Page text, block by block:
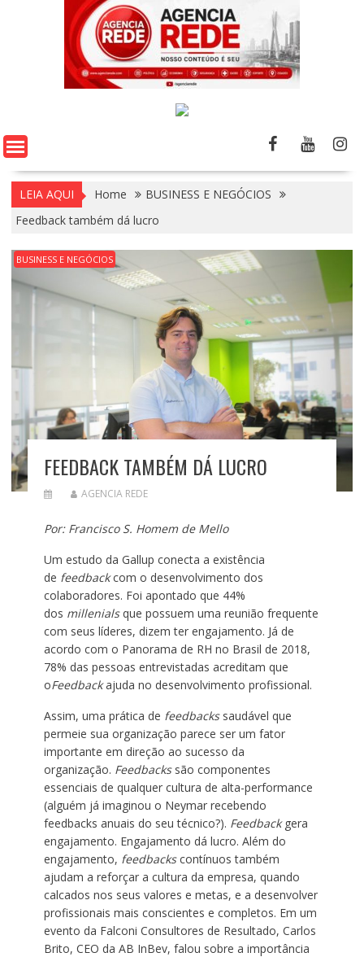
LEIA AQUI Home
BUSINESS E NEGÓCIOS
Feedback também dá lucro
BUSINESS E NEGÓCIOS
FEEDBACK TAMBÉM DÁ LUCRO
AGENCIA REDE
Por: Francisco S. Homem de Mello
Um estudo da Gallup conecta a existência
de feedbackcom o desenvolvimento dos
colaboradores. Foi apontado que 44%
dos millenialsque possuem uma reunião frequente
com seus líderes, dizem ter engajamento. Já de
acordo com o Panorama de RH no Brasil de 2018,
78% das pessoas entrevistadas acreditam que
oFeedbackajuda no desenvolvimento profissional.
Assim, uma prática de feedbackssaudável que
permeie sua organização parece ser um fator
importante em direção ao sucesso da
organização. Feedbackssão componentes
essenciais de qualquer cultura de alta-performance
(alguém já imaginou o Neymar recebendo
feedbacks anuais do seu técnico?). Feedbackgera
engajamento. Engajamento dá lucro. Além do
engajamento, feedbackscontínuos também
ajudam a reforçar a cultura da empresa, quando
calcados nos seus valores e metas, e a desenvolver
profissionais mais conscientes e completos. Em um
evento da Falconi Consultores de Resultado, Carlos
Brito, CEO da AB InBev, falou sobre a importância